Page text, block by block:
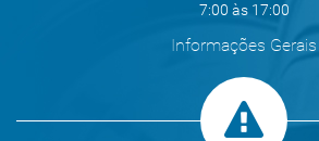
7:00 às 17:00
Informações Gerais